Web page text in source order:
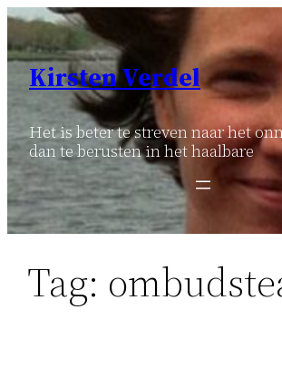
Ga
naar
inhoud
Kirsten Verdel
Het is beter te streven naar het
dan te berusten in het haalbare
Tag: